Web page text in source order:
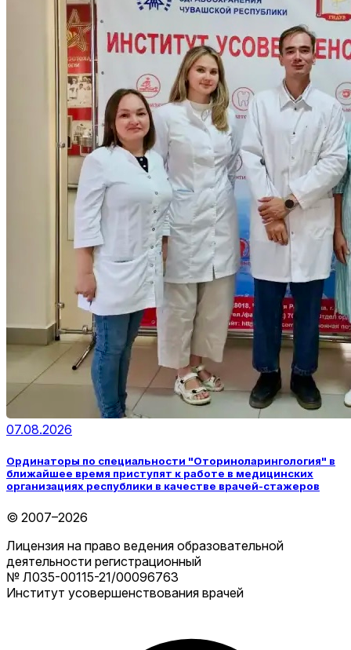
07.08.2026
Ординаторы по специальности "Оториноларингология" в
ближайшее время приступят к работе в медицинских
организациях республики в качестве врачей-стажеров
© 2007–2026
Лицензия на право ведения образовательной
деятельности регистрационный
№ Л035-00115-21/00096763
Институт усовершенствования врачей